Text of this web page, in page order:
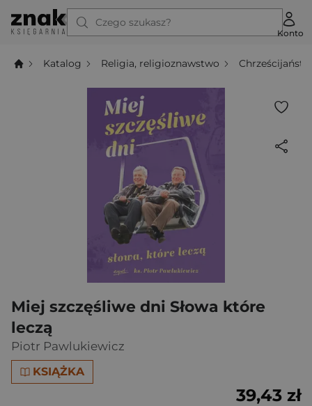
Czego szukasz?
Konto
Katalog Religia, religioznawstwo
Miej szczęśliwe dni Słowa które
leczą
Piotr Pawlukiewicz
KSIĄŻKA
39,43 zł